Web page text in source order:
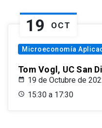
19 OCT
Microeconomía
Tom Vogl, UC San
19 de Octubre de
15:30 a 17:30